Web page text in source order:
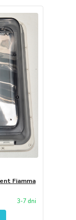
Fiamma
3-7 dni